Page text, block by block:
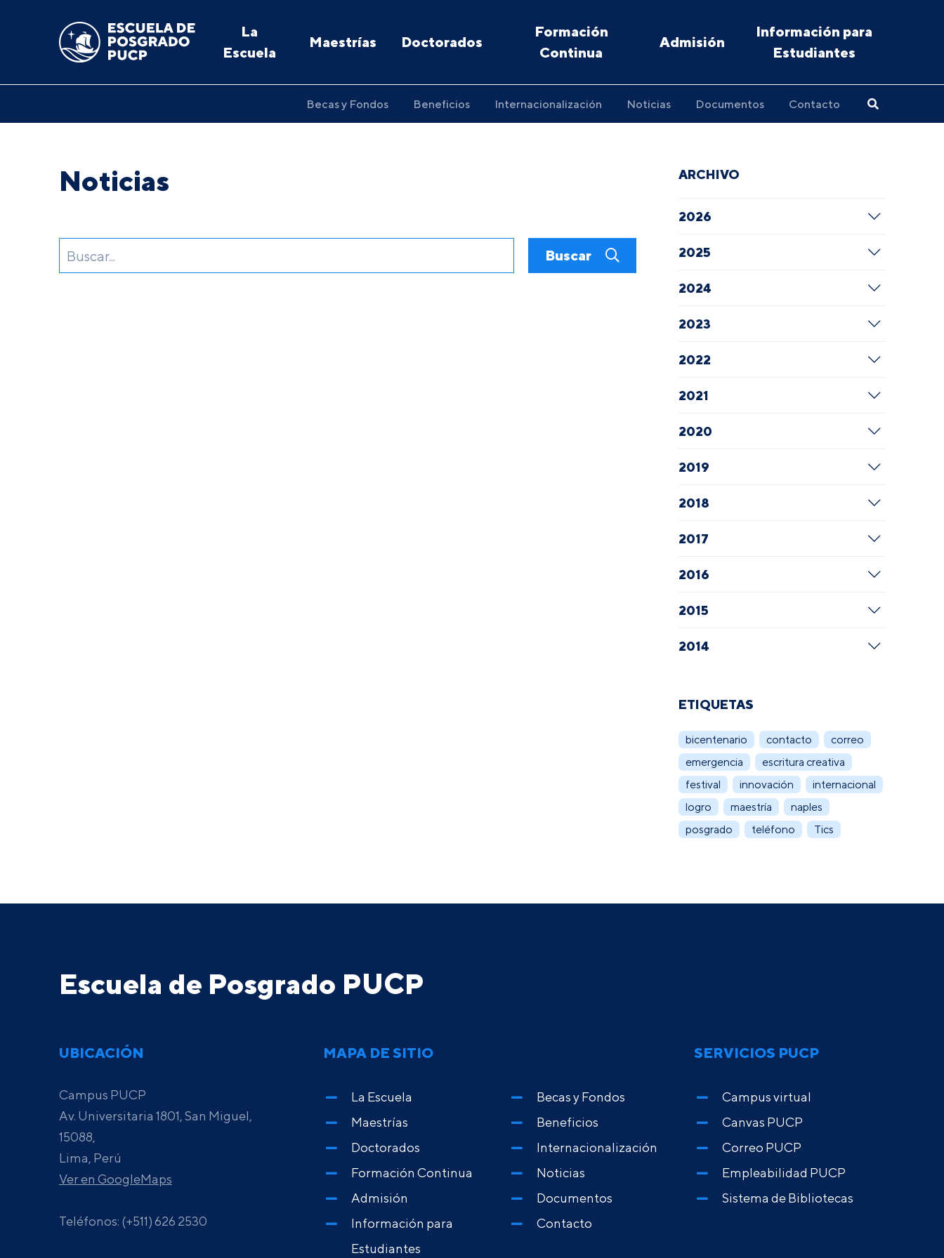
La
Escuela
Maestrías Doctorados
Formación
Continua
Admisión
Información para
Estudiantes
Becas y Fondos Beneficios Internacionalización Noticias Documentos Contacto
Noticias
Buscar
ARCHIVO
2026
2025
2024
2023
2022
2021
2020
2019
2018
2017
2016
2015
2014
ETIQUETAS
bicentenario contacto
correo
emergencia
escritura creativa
festival
innovación
internacional
logro
maestría
naples
posgrado
teléfono Tics
Escuela de Posgrado PUCP
UBICACIÓN
Campus PUCP
Av. Universitaria 1801, San Miguel,
15088,
Lima, Perú
Ver en GoogleMaps
Teléfonos: (+511) 626 2530
MAPA DE SITIO
La Escuela
Maestrías
Doctorados
Formación Continua
Admisión
Información para
Estudiantes
Becas y Fondos
Beneficios
Internacionalización
Noticias
Documentos
Contacto
SERVICIOS PUCP
Campus virtual
Canvas PUCP
Correo PUCP
Empleabilidad PUCP
Sistema de Bibliotecas